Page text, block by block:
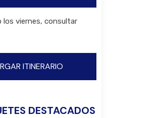
los viernes, consultar
ITINERARIO
DESTACADOS